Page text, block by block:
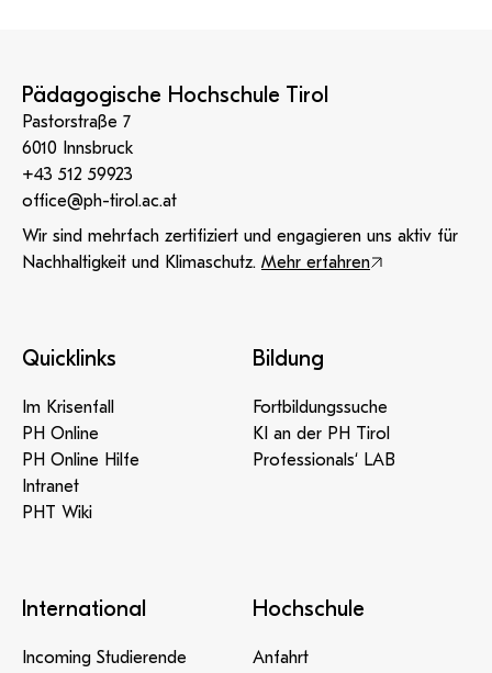
Pädagogische Hochschule Tirol
Pastorstraße 7
6010 Innsbruck
+43 512 59923
office@ph-tirol.ac.at
Wir sind mehrfach zertifiziert und engagieren uns aktiv für
Nachhaltigkeit und Klimaschutz. Mehr erfahren
Quicklinks
Im Krisenfall
PH Online
PH Online Hilfe
Intranet
PHT Wiki
Bildung
Fortbildungssuche
KI an der PH Tirol
Professionals‘ LAB
International
Incoming Studierende
Hochschule
Anfahrt